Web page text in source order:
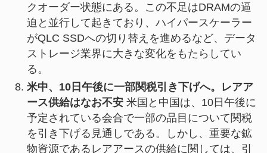
クオーダー状態にある。この不足はDRAMの逼
迫と並行して起きており、ハイパースケーラー
がQLC SSDへの切り替えを進めるなど、データ
ストレージ業界に大きな変化をもたらしてい
る。
米中、10日午後に一部関税引き下げへ。レアア
ース供給はなお不安米国と中国は、10日午後に
予定されている会合で一部の品目について関税
を引き下げる見通しである。しかし、重要な鉱
物資源であるレアアースの供給に関しては、引